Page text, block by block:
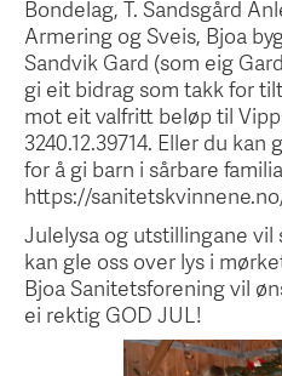
Bondelag, T. Sandsgård
Armering og Sveis, Bjoa
Sandvik Gard (som eig
gi eit bidrag som takk for
mot eit valfritt beløp til
3240.12.39714. Eller du
for å gi barn i sårbare
https://
Julelysa og utstillingane vil
kan gle oss over lys i
Bjoa Sanitetsforening vil
ei rektig GOD JUL!